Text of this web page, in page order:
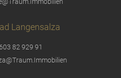
Langensalza
82 929 91